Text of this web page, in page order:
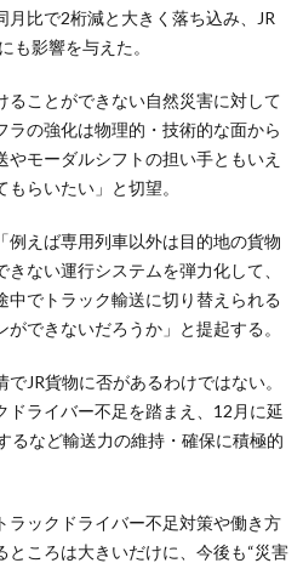
月比で2桁減と大きく落ち込み、JR
も影響を与えた。
ことができない自然災害に対して
の強化は物理的・技術的な面から
モーダルシフトの担い手ともいえ
らいたい」と切望。
えば専用列車以外は目的地の貨物
ない運行システムを弾力化して、
中でトラック輸送に切り替えられる
できないだろうか」と提起する。
JR貨物に否があるわけではない。
ドライバー不足を踏まえ、12月に延
るなど輸送力の維持・確保に積極的
ックドライバー不足対策や働き方
ころは大きいだけに、今後も“災害